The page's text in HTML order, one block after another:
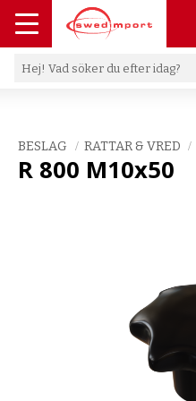
Meny
BESLAG RATTAR & VRED
R 800 M10x50